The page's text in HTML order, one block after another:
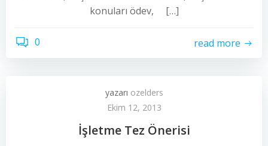
konuları ödev, […]
0 read more
yazarı ozelders
Ekim 12, 2013
İşletme Tez Önerisi